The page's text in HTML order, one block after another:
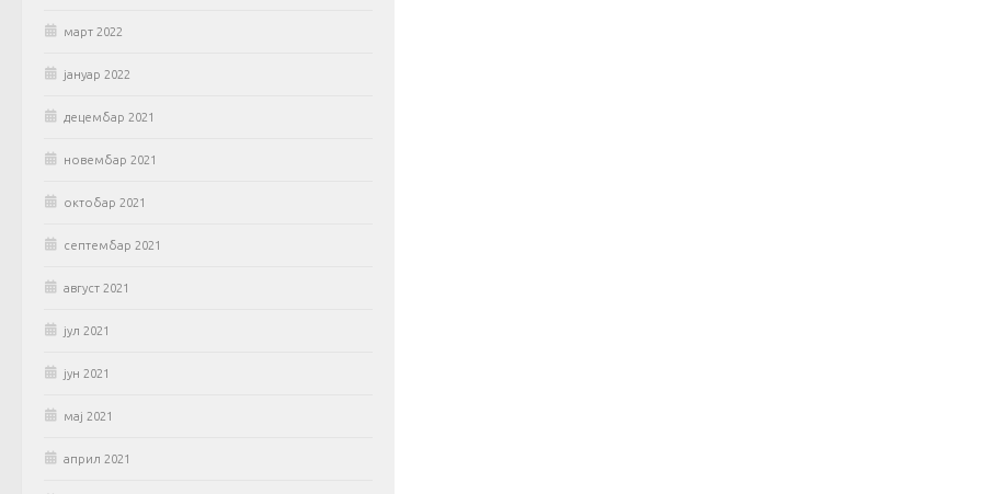
март 2022
јануар 2022
децембар 2021
новембар 2021
октобар 2021
септембар 2021
август 2021
јул 2021
јун 2021
мај 2021
април 2021